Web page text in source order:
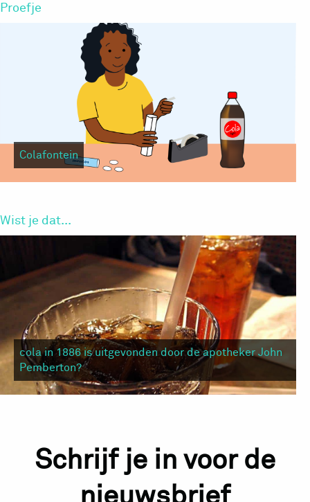
Proefje
Colafontein
Wist je dat...
cola in 1886 is uitgevonden door de apotheker John
Pemberton?
Schrijf je in voor de